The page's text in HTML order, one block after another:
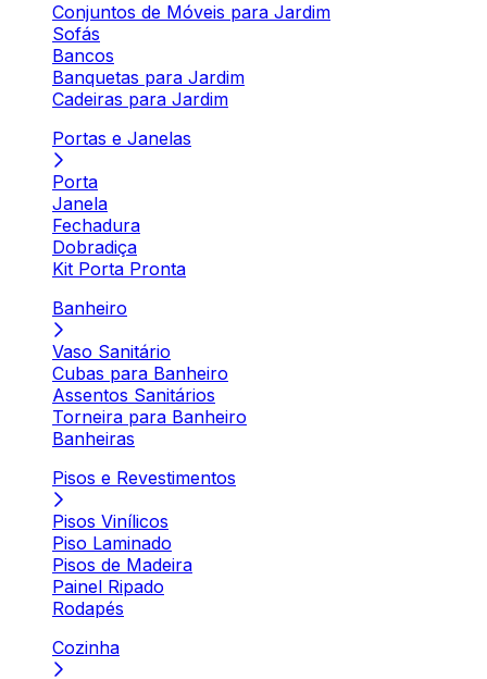
Conjuntos de Móveis para Jardim
Sofás
Bancos
Banquetas para Jardim
Cadeiras para Jardim
Portas e Janelas
Porta
Janela
Fechadura
Dobradiça
Kit Porta Pronta
Banheiro
Vaso Sanitário
Cubas para Banheiro
Assentos Sanitários
Torneira para Banheiro
Banheiras
Pisos e Revestimentos
Pisos Vinílicos
Piso Laminado
Pisos de Madeira
Painel Ripado
Rodapés
Cozinha